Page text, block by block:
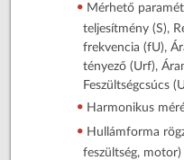
Mérhető
teljesítmény (S),
frekvencia (fU),
tényező (Urf),
Feszültségcsúcs
Harmonikus
Hullámforma
feszültség, motor)